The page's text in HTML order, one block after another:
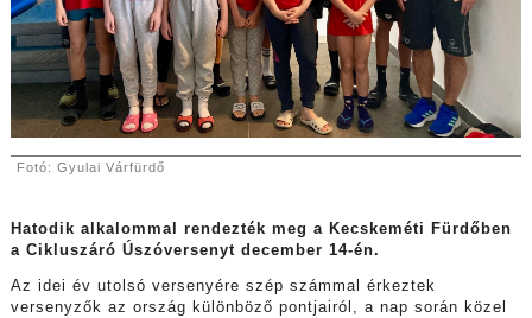
Fotó: Gyulai Várfürdő
Hatodik alkalommal rendezték meg a Kecskeméti Fürdőben
a Cikluszáró Úszóversenyt december 14-én.
Az idei év utolsó versenyére szép számmal érkeztek
versenyzők az ország különböző pontjairól, a nap során közel